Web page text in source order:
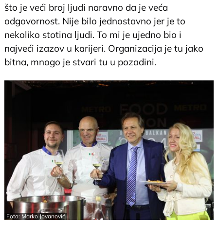
što je veći broj ljudi naravno da je veća
odgovornost. Nije bilo jednostavno jer je to
nekoliko stotina ljudi. To mi je ujedno bio i
najveći izazov u karijeri. Organizacija je tu jako
bitna, mnogo je stvari tu u pozadini.
Foto: Marko Jovanović